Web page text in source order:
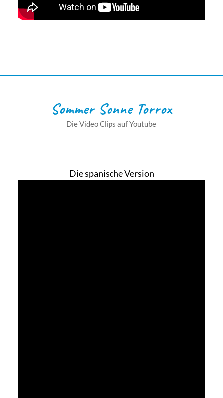
Sommer Sonne Torrox
Die Video Clips auf Youtube
Die spanische Version